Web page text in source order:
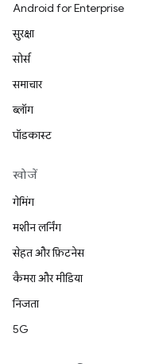
Android for Enterprise
सुरक्षा
सोर्स
समाचार
ब्लॉग
पॉडकास्ट
खोजें
गेमिंग
मशीन लर्निंग
सेहत और फ़िटनेस
कैमरा और मीडिया
निजता
5G